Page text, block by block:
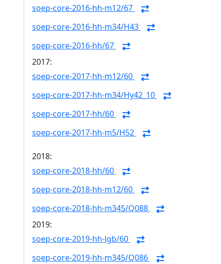
soep-core-2016-hh-m12/67
soep-core-2016-hh-m34/H43
soep-core-2016-hh/67
2017:
soep-core-2017-hh-m12/60
soep-core-2017-hh-m34/Hy42_10
soep-core-2017-hh/60
soep-core-2017-hh-m5/H52
2018:
soep-core-2018-hh/60
soep-core-2018-hh-m12/60
soep-core-2018-hh-m345/Q088
2019:
soep-core-2019-hh-lgb/60
soep-core-2019-hh-m345/Q086